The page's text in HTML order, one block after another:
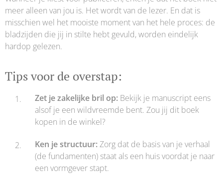
meer alleen van jou is. Het wordt van de lezer. En dat is
misschien wel het mooiste moment van het hele proces: de
bladzijden die jij in stilte hebt gevuld, worden eindelijk
hardop gelezen.
Tips voor de overstap:
Zet je zakelijke bril op: Bekijk je manuscript eens
alsof je een wildvreemde bent. Zou jij dit boek
kopen in de winkel?
Ken je structuur:Zorg dat de basis van je verhaal
(de fundamenten) staat als een huis voordat je naar
een vormgever stapt.